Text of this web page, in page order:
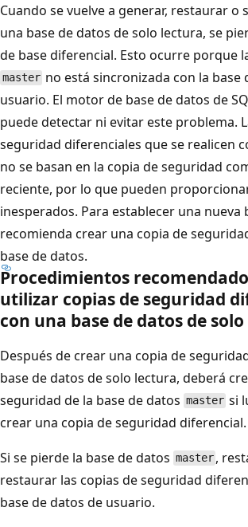
Cuando se vuelve a generar, restaurar o
una base de datos de solo lectura, se
de base diferencial. Esto ocurre porque
master no está sincronizada con la base
usuario. El motor de base de datos de
puede detectar ni evitar este problema.
seguridad diferenciales que se realicen
no se basan en la copia de seguridad
reciente, por lo que pueden
inesperados. Para establecer una nueva
recomienda crear una copia de
base de datos.
Procedimientos
utilizar copias de seguridad
con una base de datos de
Después de crear una copia de
base de datos de solo lectura, deberá
seguridad de la base de datos master si
crear una copia de seguridad diferencial.
Si se pierde la base de datos master ,
restaurar las copias de seguridad
base de datos de usuario.